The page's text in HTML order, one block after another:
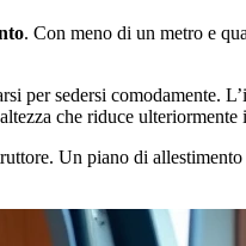
. Con meno di un metro e
per sedersi comodamente.
che riduce
Un piano di